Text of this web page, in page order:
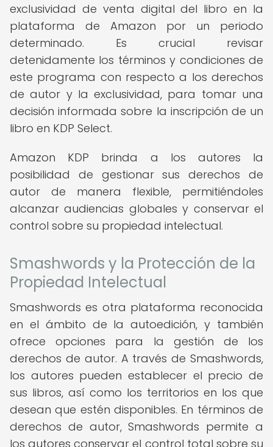
exclusividad de venta digital del libro en la
plataforma de Amazon por un periodo
determinado. Es crucial revisar
detenidamente los términos y condiciones de
este programa con respecto a los derechos
de autor y la exclusividad, para tomar una
decisión informada sobre la inscripción de un
libro en KDP Select.
Amazon KDP brinda a los autores la
posibilidad de gestionar sus derechos de
autor de manera flexible, permitiéndoles
alcanzar audiencias globales y conservar el
control sobre su propiedad intelectual.
Smashwords y la Protección de la
Propiedad Intelectual
Smashwords es otra plataforma reconocida
en el ámbito de la autoedición, y también
ofrece opciones para la gestión de los
derechos de autor. A través de Smashwords,
los autores pueden establecer el precio de
sus libros, así como los territorios en los que
desean que estén disponibles. En términos de
derechos de autor, Smashwords permite a
los autores conservar el control total sobre su